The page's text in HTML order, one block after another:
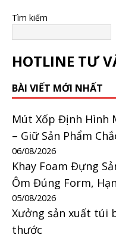
Tìm kiếm
HOTLINE TƯ
BÀI VIẾT MỚI NHẤT
Mút Xốp Định Hình
– Giữ Sản Phẩm
06/08/2026
Khay Foam Đựng
Ôm Đúng Form,
05/08/2026
Xưởng sản xuất túi
thước